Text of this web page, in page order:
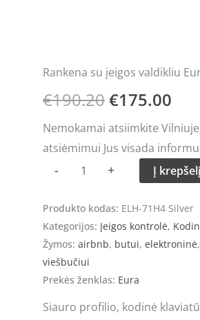
Rankena su įeigos valdikliu
€190.20
Original
price
was:
€190.20.
€175.00
is:
Nemokamai atsiimkite
atsiėmimui Jus visada
-
produkto
kiekis:
su
įeigos
valdikliu
ELH-
71H4
Silver
+ Į krepšelį
Produkto kodas: ELH-71H4 Silver
Kategorijos: Įeigos kontrolė,
Žymos: airbnb, butui, elektroninė,
viešbučiui
Prekės ženklas: Eura
Siauro profilio, kodinė